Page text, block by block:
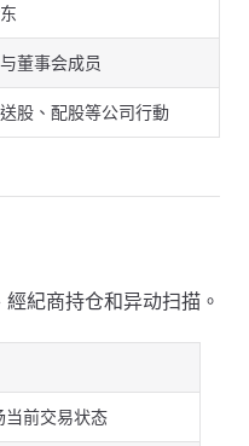
董事会成员
股、配股等公司行動
紀商持仓和异动扫描。
当前交易状态